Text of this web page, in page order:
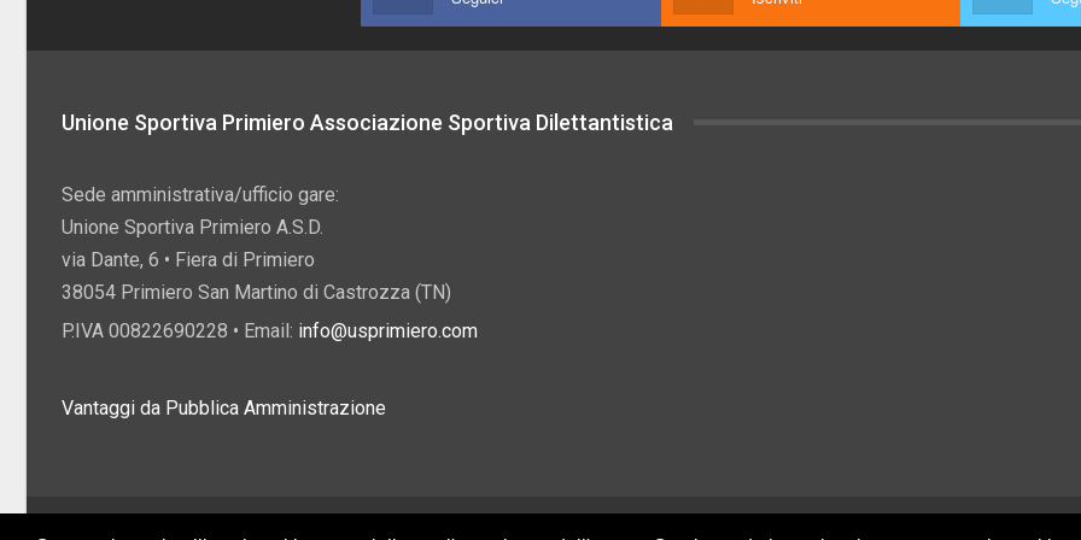
Unione Sportiva Primiero Associazione Sportiva Dilettantistica
Sede amministrativa/ufficio gare:
Unione Sportiva Primiero A.S.D.
via Dante, 6 • Fiera di Primiero
38054 Primiero San Martino di Castrozza (TN)
P.IVA 00822690228 • Email: info@usprimiero.com
Vantaggi da Pubblica Amministrazione